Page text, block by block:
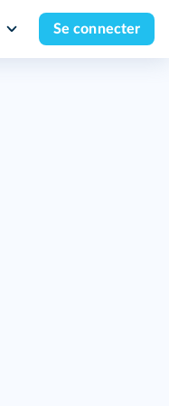
Se connecter